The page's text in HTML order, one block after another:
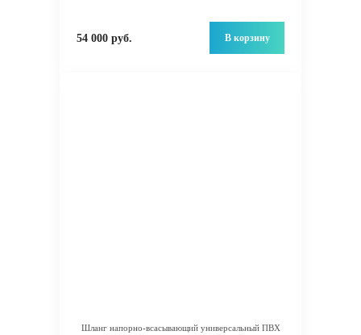
54 000 руб. В корзину
Шланг напорно-всасывающий универсальный ПВХ